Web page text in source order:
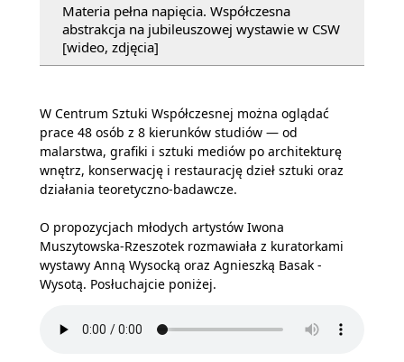
Materia pełna napięcia. Współczesna
abstrakcja na jubileuszowej wystawie w CSW
[wideo, zdjęcia]
W Centrum Sztuki Współczesnej można oglądać
prace 48 osób z 8 kierunków studiów — od
malarstwa, grafiki i sztuki mediów po architekturę
wnętrz, konserwację i restaurację dzieł sztuki oraz
działania teoretyczno-badawcze.
O propozycjach młodych artystów Iwona
Muszytowska-Rzeszotek rozmawiała z kuratorkami
wystawy Anną Wysocką oraz Agnieszką Basak -
Wysotą. Posłuchajcie poniżej.